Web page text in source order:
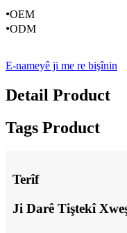
•OEM
•ODM
E-nameyê ji me re bişînin
Detail Product
Tags Product
Terîf
Ji Darê Tiştekî